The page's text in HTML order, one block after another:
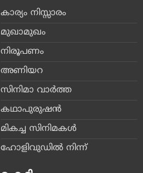
കാര്യം നിസ്സാരം
മുഖാമുഖം
നിരൂപണം
അണിയറ
സിനിമാ വാര്‍ത്ത
കഥാപുരുഷന്‍
മികച്ച സിനിമകള്‍
ഹോളിവുഡില്‍ നിന്ന്‌